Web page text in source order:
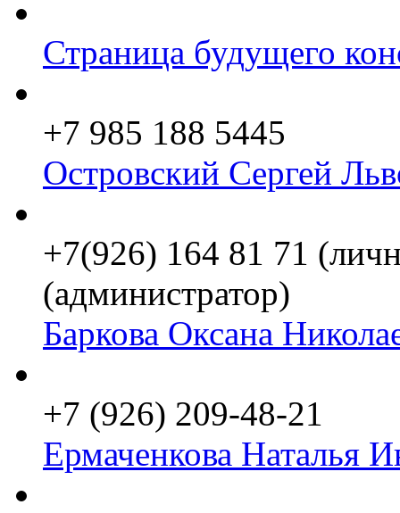
Страница будущего
+7 985 188 5445
Островский Сергей
+7(926) 164 81 71
(администратор)
Баркова Оксана
+7 (926) 209-48-21
Ермаченкова Наталья